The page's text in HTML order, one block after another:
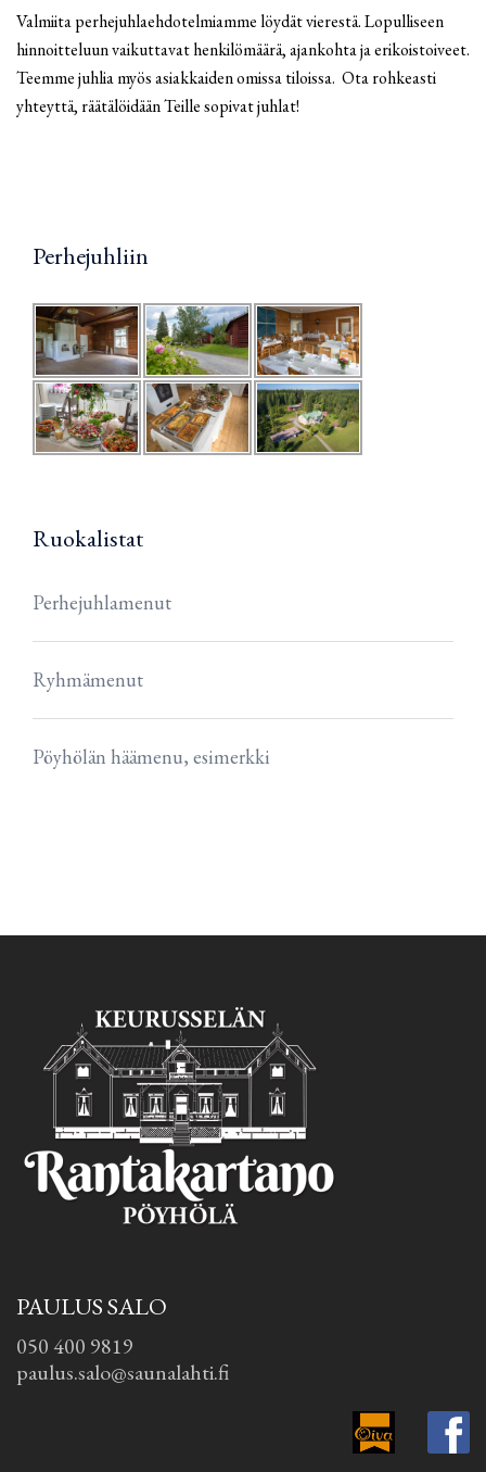
Valmiita perhejuhlaehdotelmiamme löydät vierestä. Lopulliseen
hinnoitteluun vaikuttavat henkilömäärä, ajankohta ja erikoistoiveet.
Teemme juhlia myös asiakkaiden omissa tiloissa. Ota rohkeasti
yhteyttä, räätälöidään Teille sopivat juhlat!
Perhejuhliin
Ruokalistat
Perhejuhlamenut
Ryhmämenut
Pöyhölän häämenu, esimerkki
PAULUS SALO
050 400 9819
paulus.salo@saunalahti.fi